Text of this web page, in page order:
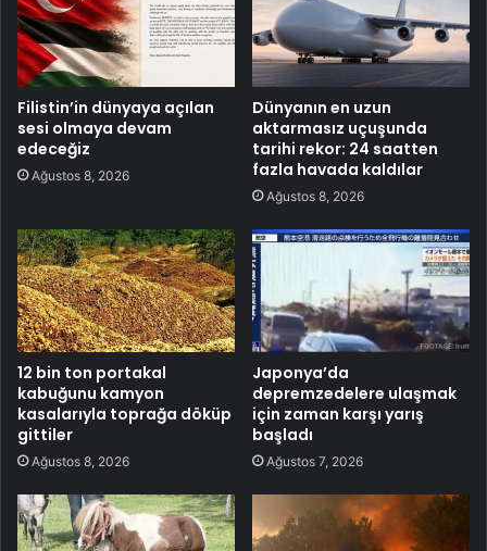
Filistin’in dünyaya açılan
sesi olmaya devam
edeceğiz
Ağustos 8, 2026
Dünyanın en uzun
aktarmasız uçuşunda
tarihi rekor: 24 saatten
fazla havada kaldılar
Ağustos 8, 2026
12 bin ton portakal
kabuğunu kamyon
kasalarıyla toprağa döküp
gittiler
Ağustos 8, 2026
Japonya’da
depremzedelere ulaşmak
için zaman karşı yarış
başladı
Ağustos 7, 2026